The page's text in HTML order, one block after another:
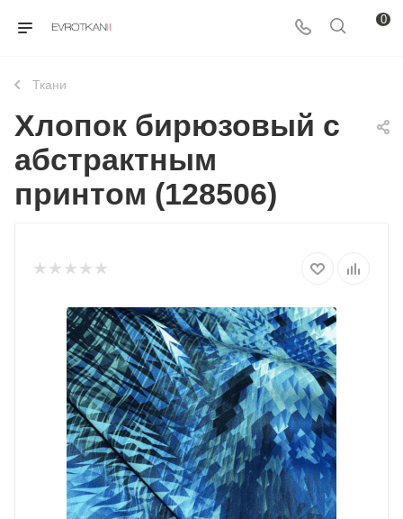
0
Ткани
Хлопок бирюзовый с
абстрактным
принтом (128506)